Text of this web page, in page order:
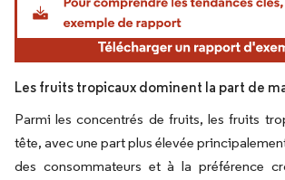
Les fruits tropicaux dominent la part de
Parmi les concentrés de fruits, les fruits
tête, avec une part plus élevée
des consommateurs et à la préférence